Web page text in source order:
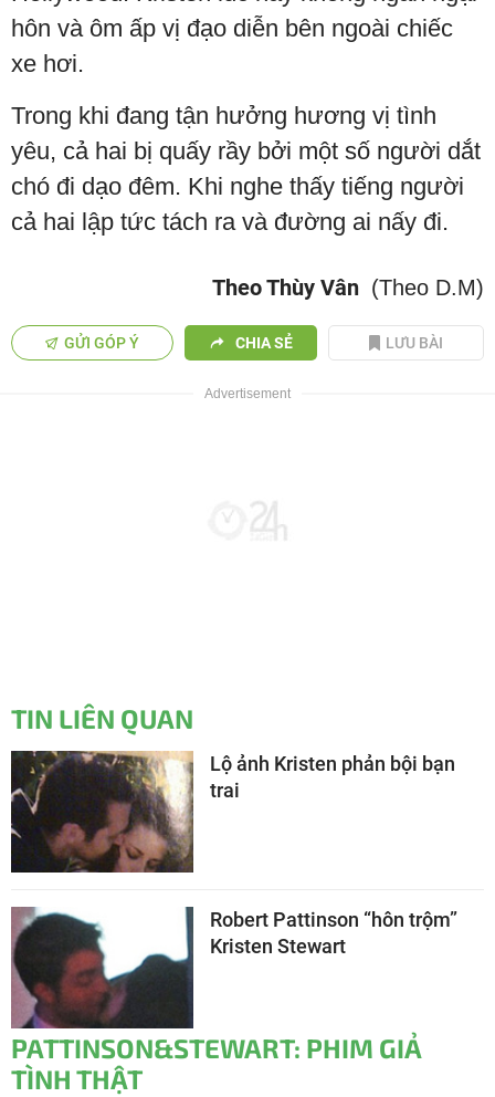
hôn và ôm ấp vị đạo diễn bên ngoài chiếc
xe hơi.
Trong khi đang tận hưởng hương vị tình
yêu, cả hai bị quấy rầy bởi một số người dắt
chó đi dạo đêm. Khi nghe thấy tiếng người
cả hai lập tức tách ra và đường ai nấy đi.
Theo Thùy Vân (Theo D.M)
GỬI GÓP Ý CHIA SẺ LƯU BÀI
TIN LIÊN QUAN
Lộ ảnh Kristen phản bội bạn
trai
Robert Pattinson “hôn trộm”
Kristen Stewart
PATTINSON&STEWART: PHIM GIẢ
TÌNH THẬT